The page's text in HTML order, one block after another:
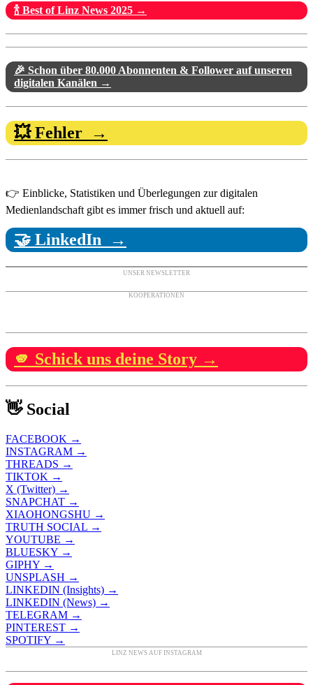
🍾 Best of Linz News 2025 →
🎉 Schon über 80.000 Abonnenten & Follower auf unseren
digitalen Kanälen →
💥 Fehler →
👉 Einblicke, Statistiken und Überlegungen zur digitalen
Medienlandschaft gibt es immer frisch und aktuell auf:
🤝 LinkedIn →
UNSER NEWSLETTER
KOOPERATIONEN
🫵 Schick uns deine Story →
👋 Social
FACEBOOK →
INSTAGRAM →
THREADS →
TIKTOK →
X (Twitter) →
SNAPCHAT →
XIAOHONGSHU →
TRUTH SOCIAL →
YOUTUBE →
BLUESKY →
GIPHY →
UNSPLASH →
LINKEDIN (Insights) →
LINKEDIN (News) →
TELEGRAM →
PINTEREST →
SPOTIFY →
LINZ NEWS AUF INSTAGRAM